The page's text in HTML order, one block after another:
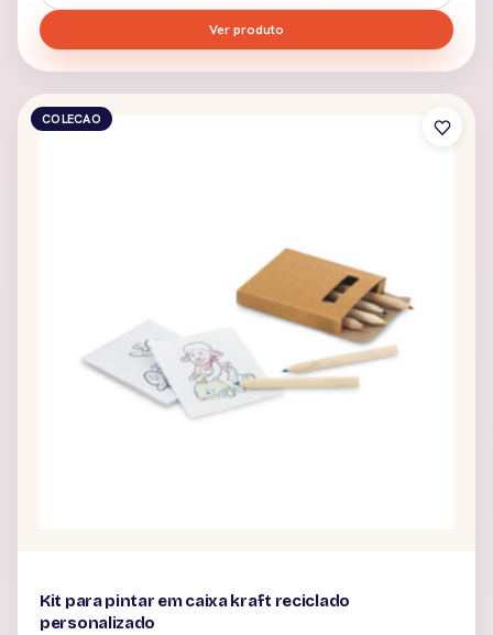
Ver produto
COLECAO
Kit para pintar em caixa kraft reciclado
personalizado